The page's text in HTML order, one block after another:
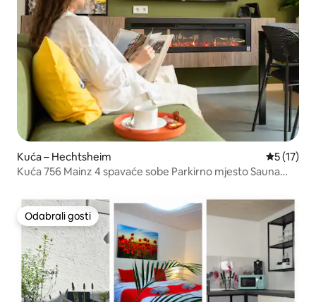
Kuća – Hechtsheim Prosječna
5 (17)
Kuća 756 Mainz 4 spavaće sobe Parkirno mjesto Sauna
Odabrali gosti
Odabrali gosti